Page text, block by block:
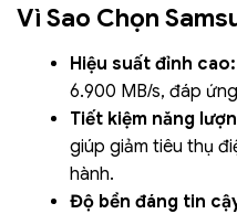
Vì Sao Chọn
Hiệu suất đỉnh cao:
6.900 MB/s, đáp
Tiết kiệm năng
giúp giảm tiêu thụ
hành.
Độ bền đáng tin